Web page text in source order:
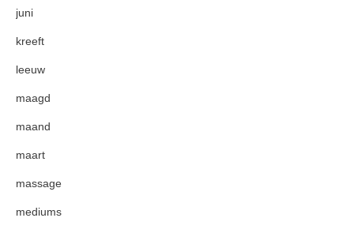
juni
kreeft
leeuw
maagd
maand
maart
massage
mediums